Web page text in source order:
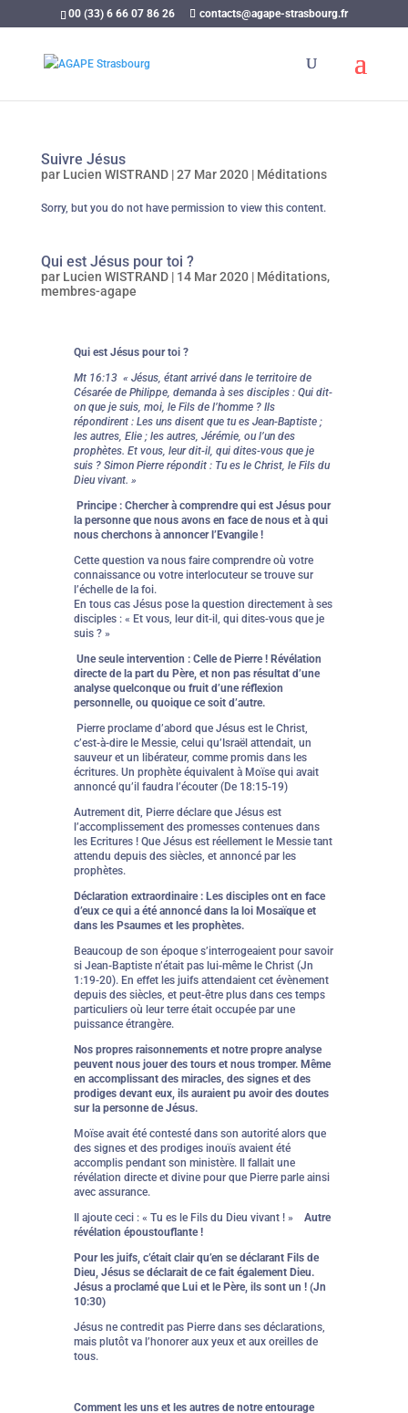
00 (33) 6 66 07 86 26 contacts@agape-strasbourg.fr
Suivre Jésus
par Lucien WISTRAND|27 Mar 2020| Méditations
Sorry, but you do not have permission to view this content.
Qui est Jésus pour toi ?
par Lucien WISTRAND| 14 Mar 2020| Méditations,
membres-agape
Qui est Jésus pour toi ?
Mt 16:13 « Jésus, étant arrivé dans le territoire de
Césarée de Philippe, demanda à ses disciples : Qui dit-
on que je suis, moi, le Fils de l’homme ? Ils
répondirent : Les uns disent que tu es Jean-Baptiste ;
les autres, Elie ; les autres, Jérémie, ou l’un des
prophètes. Et vous, leur dit-il, qui dites-vous que je
suis ? Simon Pierre répondit : Tu es le Christ, le Fils du
Dieu vivant. »
Principe : Chercher à comprendre qui est Jésus pour
la personne que nous avons en face de nous et à qui
nous cherchons à annoncer l’Evangile !
Cette question va nous faire comprendre où votre
connaissance ou votre interlocuteur se trouve sur
l’échelle de la foi.
En tous cas Jésus pose la question directement à ses
disciples : « Et vous, leur dit-il, qui dites-vous que je
suis ? »
Une seule intervention : Celle de Pierre ! Révélation
directe de la part du Père, et non pas résultat d’une
analyse quelconque ou fruit d’une réflexion
personnelle, ou quoique ce soit d’autre.
Pierre proclame d’abord que Jésus est le Christ,
c’est-à-dire le Messie, celui qu’Israël attendait, un
sauveur et un libérateur, comme promis dans les
écritures. Un prophète équivalent à Moïse qui avait
annoncé qu’il faudra l’écouter (De 18:15-19)
Autrement dit, Pierre déclare que Jésus est
l’accomplissement des promesses contenues dans
les Ecritures ! Que Jésus est réellement le Messie tant
attendu depuis des siècles, et annoncé par les
prophètes.
Déclaration extraordinaire : Les disciples ont en face
d’eux ce qui a été annoncé dans la loi Mosaïque et
dans les Psaumes et les prophètes.
Beaucoup de son époque s’interrogeaient pour savoir
si Jean-Baptiste n’était pas lui-même le Christ (Jn
1:19-20). En effet les juifs attendaient cet évènement
depuis des siècles, et peut-être plus dans ces temps
particuliers où leur terre était occupée par une
puissance étrangère.
Nos propres raisonnements et notre propre analyse
peuvent nous jouer des tours et nous tromper. Même
en accomplissant des miracles, des signes et des
prodiges devant eux, ils auraient pu avoir des doutes
sur la personne de Jésus.
Moïse avait été contesté dans son autorité alors que
des signes et des prodiges inouïs avaient été
accomplis pendant son ministère. Il fallait une
révélation directe et divine pour que Pierre parle ainsi
avec assurance.
Il ajoute ceci : « Tu es le Fils du Dieu vivant ! » Autre
révélation époustouflante !
Pour les juifs, c’était clair qu’en se déclarant Fils de
Dieu, Jésus se déclarait de ce fait également Dieu.
Jésus a proclamé que Lui et le Père, ils sont un ! (Jn
10:30)
Jésus ne contredit pas Pierre dans ses déclarations,
mais plutôt va l’honorer aux yeux et aux oreilles de
tous.
Comment les uns et les autres de notre entourage